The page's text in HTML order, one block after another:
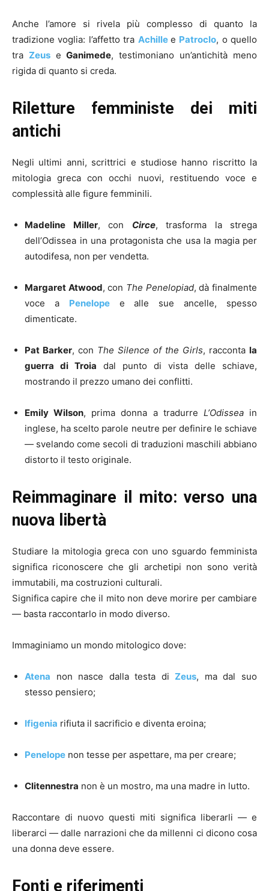
Anche l’amore si rivela più complesso di quanto la
tradizione voglia: l’affetto tra Achille e Patroclo, o quello
tra Zeus e Ganimede, testimoniano un’antichità meno
rigida di quanto si creda.
Riletture femministe dei miti
antichi
Negli ultimi anni, scrittrici e studiose hanno riscritto la
mitologia greca con occhi nuovi, restituendo voce e
complessità alle figure femminili.
Madeline Miller, con Circe, trasforma la strega
dell’Odissea in una protagonista che usa la magia per
autodifesa, non per vendetta.
Margaret Atwood, con The Penelopiad, dà finalmente
voce a Penelopee alle sue ancelle, spesso
dimenticate.
Pat Barker, con The Silence of the Girls, racconta la
guerra di Troia dal punto di vista delle schiave,
mostrando il prezzo umano dei conflitti.
Emily Wilson, prima donna a tradurre L’Odisseain
inglese, ha scelto parole neutre per definire le schiave
— svelando come secoli di traduzioni maschili abbiano
distorto il testo originale.
Reimmaginare il mito: verso una
nuova libertà
Studiare la mitologia greca con uno sguardo femminista
significa riconoscere che gli archetipi non sono verità
immutabili, ma costruzioni culturali.
Significa capire che il mito non deve morire per cambiare
— basta raccontarlo in modo diverso.
Immaginiamo un mondo mitologico dove:
Atena non nasce dalla testa diZeus, ma dal suo
stesso pensiero;
Ifigenia rifiuta il sacrificio e diventa eroina;
Penelope non tesse per aspettare, ma per creare;
Clitennestra non è un mostro, ma una madre in lutto.
Raccontare di nuovo questi miti significa liberarli — e
liberarci — dalle narrazioni che da millenni ci dicono cosa
una donna deve essere.
Fonti e riferimenti